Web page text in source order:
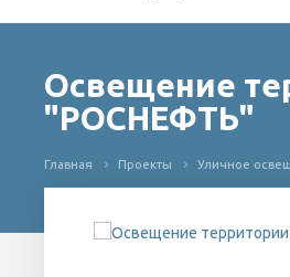
Освещение
"РОСНЕФТЬ"
Главная Проекты Уличное